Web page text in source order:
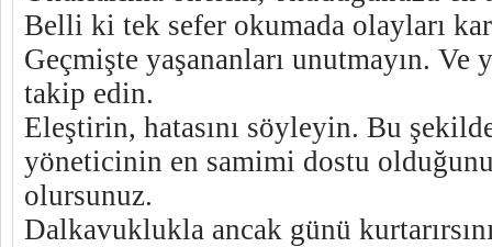
Belli ki tek sefer okumada olayları
Geçmişte yaşananları unutmayın.
takip edin.
Eleştirin, hatasını söyleyin. Bu
yöneticinin en samimi dostu
olursunuz.
Dalkavuklukla ancak günü